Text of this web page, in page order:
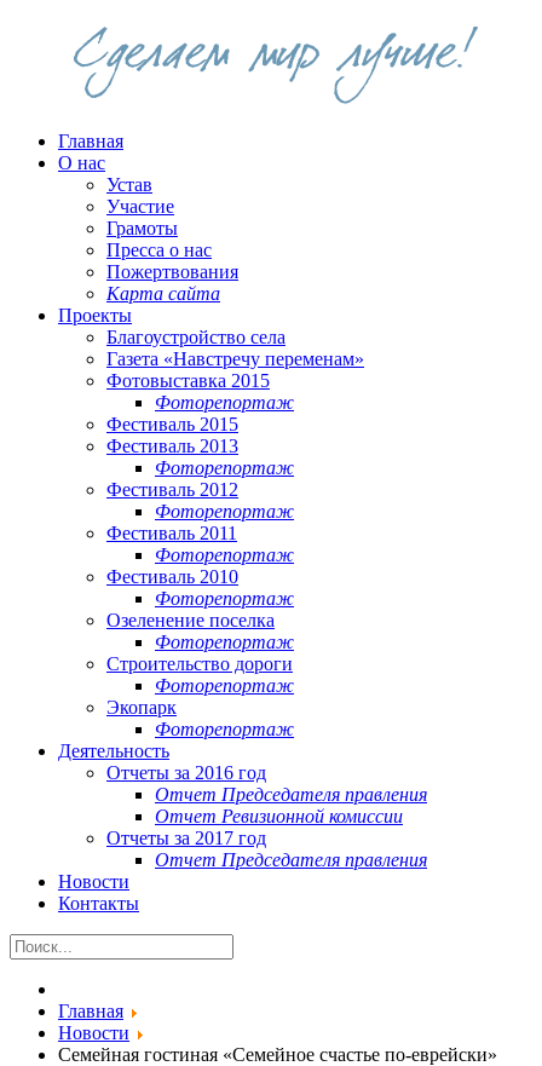
Главная
О нас
Устав
Участие
Грамоты
Пресса о нас
Пожертвования
Карта сайта
Проекты
Благоустройство села
Газета «Навстречу переменам»
Фотовыставка 2015
Фоторепортаж
Фестиваль 2015
Фестиваль 2013
Фоторепортаж
Фестиваль 2012
Фоторепортаж
Фестиваль 2011
Фоторепортаж
Фестиваль 2010
Фоторепортаж
Озеленение поселка
Фоторепортаж
Строительство дороги
Фоторепортаж
Экопарк
Фоторепортаж
Деятельность
Отчеты за 2016 год
Отчет Председателя правления
Отчет Ревизионной комиссии
Отчеты за 2017 год
Отчет Председателя правления
Новости
Контакты
Главная
Новости
Семейная гостиная «Семейное счастье по-еврейски»